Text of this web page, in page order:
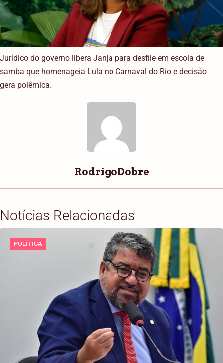
Jurídico do governo libera Janja para desfile em escola de
samba que homenageia Lula no Carnaval do Rio e decisão
gera polêmica.
RodrigoDobre
Notícias Relacionadas
POLÍTICA